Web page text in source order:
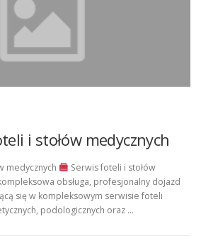
i stołów medycznych
medycznych
Serwis foteli i stołów
obsługa, profesjonalny dojazd
się w kompleksowym serwisie foteli
podologicznych oraz …